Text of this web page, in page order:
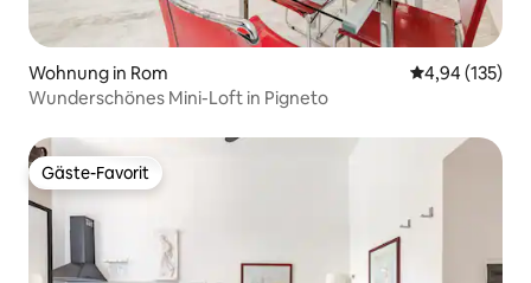
Wohnung in Rom
4,94 (135)
Wunderschönes Mini-Loft in Pigneto
Gäste-Favorit
Gäste-Favorit